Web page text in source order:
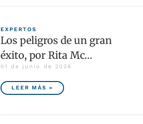
EXPERTOS
Los peligros de un gran
éxito, por Rita Mc…
01 de junio de 2026
LEER MÁS »